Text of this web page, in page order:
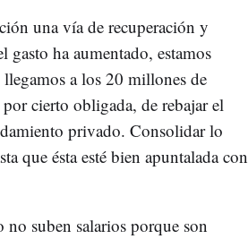
una vía de recuperación y
ha aumentado, estamos
a los 20 millones de
cierto obligada, de rebajar el
privado. Consolidar lo
que ésta esté bien apuntalada con
no suben salarios porque son